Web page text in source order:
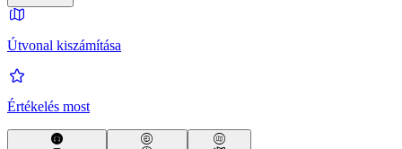
Útvonal kiszámítása
Értékelés most